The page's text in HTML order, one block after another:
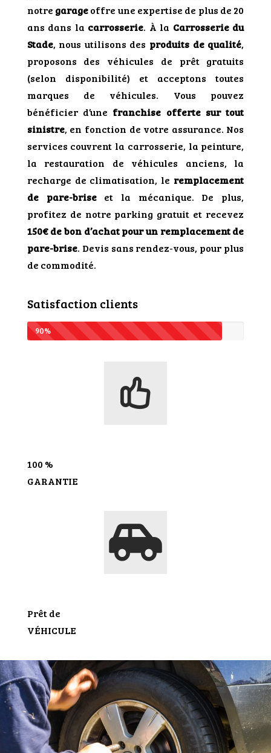
notre garageoffre une expertise de plus de 20
ans dans la carrosserie. À la Carrosserie du
Stade, nous utilisons des produits de qualité,
proposons des véhicules de prêt gratuits
(selon disponibilité) et acceptons toutes
marques de véhicules. Vous pouvez
bénéficier d’une franchise offerte sur tout
sinistre, en fonction de votre assurance. Nos
services couvrent la carrosserie, la peinture,
la restauration de véhicules anciens, la
recharge de climatisation, le remplacement
de pare-briseet la mécanique. De plus,
profitez de notre parking gratuit et recevez
150€ de bon d’achat pour un remplacement de
pare-brise. Devis sans rendez-vous, pour plus
de commodité.
Satisfaction clients
90%
100 %
GARANTIE
Prêt de
VÉHICULE